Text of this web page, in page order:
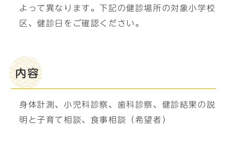
よって異なります。下記の健診場所の対象小学校
区、健診日をご確認ください。
内容
身体計測、小児科診察、歯科診察、健診結果の説
明と子育て相談、食事相談（希望者）